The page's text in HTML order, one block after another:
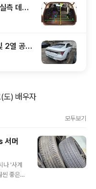
측 데이
2열 공간
도) 배우자
모두보기
서머
나 '사계
씬 좋은